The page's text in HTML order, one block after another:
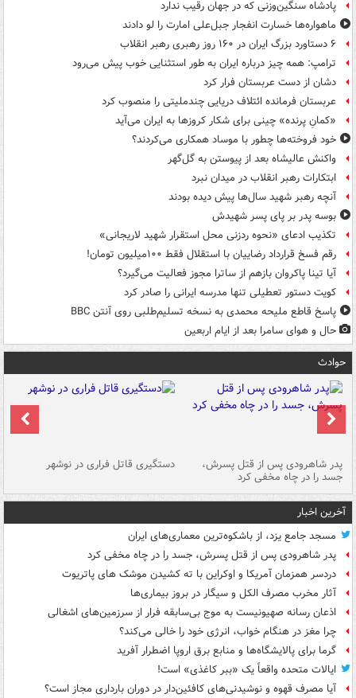
پادشاه سنگین‌وزنی که در جهان رقیب ندارد
ماهواره‌ها خسارت انفجار جبل‌علی امارت را لو دادند
۶ دستاورد بزرگ ایران در ۱۶۰ روز رهبری رهبر انقلاب
ترامپ: همه چیز درباره ایران به طور استثنایی خوب پیش می‌رود
دشان از دست عربستان فرار کرد
عربستان فرمانده ائتلاف دریایی چندملیتی را منصوب کرد
«کمانِ پرنده» چینی برای شکار کروزها به ایران می‌آید
خود فروخته‌ها چطور با موساد همکاری می‌کردند؟
واکنش عالیشاه بعد از پیوستن به گل‌گهر
ابتکارات رهبر انقلاب در میدان نبرد
آنچه رهبر شهید سال‌ها پیش دیده بودند
بوسه‌ پدر بر پای پسر شهیدش
تکذیب ادعای «نحوه ردزنی محل استقرار شهید لاریجانی»
رقم فسخ قرارداد رضاییان با استقلال فقط ۱۰۰میلیون تومان!
آیا تینا پاکروان بازهم از ساترا مجوز فعالیت می‌گیرد؟
کویت دستور تعطیلی تنها مدرسه ایرانی را صادر کرد
پاسخ قاطع ملیحه محمدی به نسخه تسلیم‌طلبی روی آنتن BBC
حال و هوای سامرا بعد از ایام اربعین
حوادث
پدر شاهرودی پس از قتل پسرش،
جسد را در چاه مخفی کرد
دستگیری قاتل فراری در نوشهر
آخرین اخبار
مسجد جامع یزد، از باشکوه‌ترین معماری‌های ایران
پدر شاهرودی پس از قتل پسرش، جسد را در چاه مخفی کرد
دردسر همزمان آمریکا و اوکراین با ته کشیدن موشک های پاتریوت
آثار مخرب مصرف الکل و سیگار در بروز بیماری‌ها
اذعان رسانه صهیونیست به موج بی‌سابقه فرار از سرزمین‌های اشغالی
چرا مغز در هنگام خواب، انرژی خود را خالی می‌کند؟
گرما برای پالایشگاه‌ها و منابع برق اروپا اضطرار آفرید
ایالات متحده واقعاً یک «ببر کاغذی» است!
آیا مصرف قهوه و نوشیدنی‌های کافئین‌دار در دوران بارداری مجاز است؟